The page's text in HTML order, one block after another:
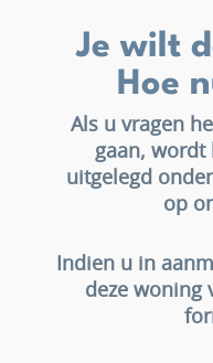
Je wilt
Hoe
Als u vragen
gaan, wordt
uitgelegd
op
Indien u in
deze woning